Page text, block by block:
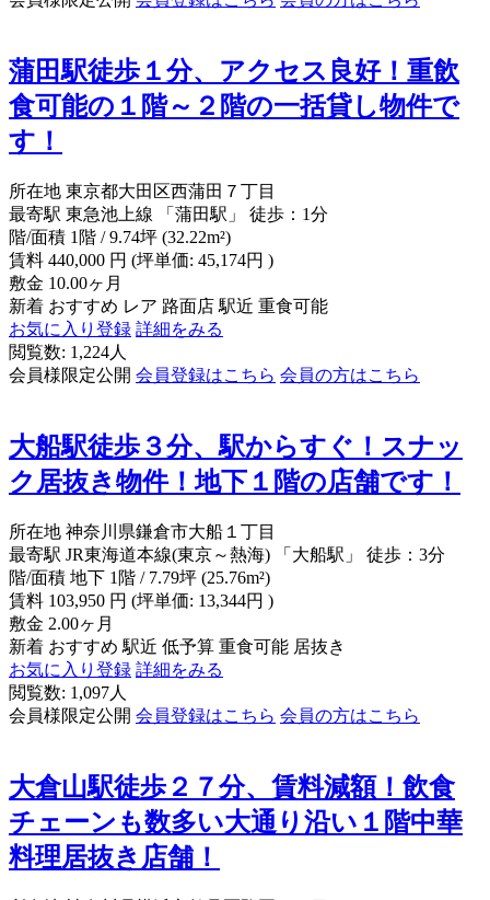
蒲田駅徒歩１分、アクセス良好！重飲
食可能の１階～２階の一括貸し物件で
す！
所在地 東京都大田区西蒲田７丁目
最寄駅 東急池上線 「蒲田駅」 徒歩：1分
階/面積 1階 / 9.74坪 (32.22m²)
賃料 440,000 円 (坪単価: 45,174円 )
敷金 10.00ヶ月
新着 おすすめ レア 路面店 駅近 重食可能
お気に入り登録 詳細をみる
閲覧数: 1,224人
会員様限定公開 会員登録はこちら 会員の方はこちら
大船駅徒歩３分、駅からすぐ！スナッ
ク居抜き物件！地下１階の店舗です！
所在地 神奈川県鎌倉市大船１丁目
最寄駅 JR東海道本線(東京～熱海) 「大船駅」 徒歩：3分
階/面積 地下 1階 / 7.79坪 (25.76m²)
賃料 103,950 円 (坪単価: 13,344円 )
敷金 2.00ヶ月
新着 おすすめ 駅近 低予算 重食可能 居抜き
お気に入り登録 詳細をみる
閲覧数: 1,097人
会員様限定公開 会員登録はこちら 会員の方はこちら
大倉山駅徒歩２７分、賃料減額！飲食
チェーンも数多い大通り沿い１階中華
料理居抜き店舗！